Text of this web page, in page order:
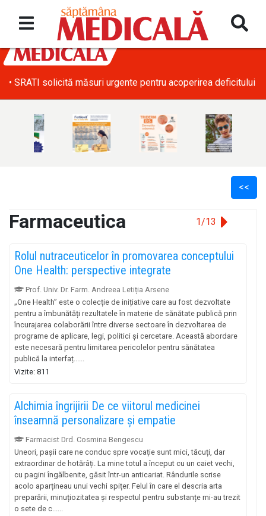
• SRATI solicită măsuri urgente pentru acoperirea deficitului
<<
Farmaceutica 1/13
Rolul nutraceuticelor în promovarea conceptului
One Health: perspective integrate
Prof. Univ. Dr. Farm. Andreea Letiția Arsene
„One Health” este o colecție de inițiative care au fost dezvoltate
pentru a îmbunătăți rezultatele în materie de sănătate publică prin
încurajarea colaborării între diverse sectoare în dezvoltarea de
programe de aplicare, legi, politici și cercetare. Această abordare
este necesară pentru limitarea pericolelor pentru sănătatea
publică la interfaț......
Vizite: 811
Alchimia îngrijirii De ce viitorul medicinei
înseamnă personalizare și empatie
Farmacist Drd. Cosmina Bengescu
Uneori, pașii care ne conduc spre vocație sunt mici, tăcuți, dar
extraordinar de hotărâți. La mine totul a început cu un caiet vechi,
cu pagini îngălbenite, găsit într-un anticariat. Rândurile scrise
acolo aparțineau unui vechi spițer. Felul în care el descria arta
preparării, minuțiozitatea și respectul pentru substanțe mi-au trezit
o sete de c......